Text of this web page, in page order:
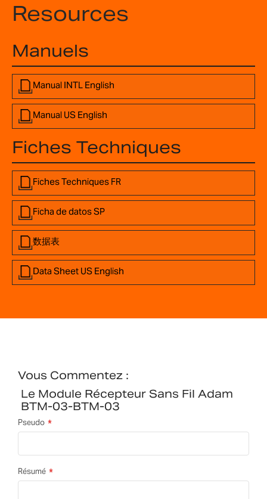
Resources
Manuels
Manual INTL English
Manual US English
Fiches Techniques
Fiches Techniques FR
Ficha de datos SP
数据表
Data Sheet US English
Vous Commentez :
Le Module Récepteur Sans Fil Adam
BTM-03-BTM-03
Pseudo
Résumé